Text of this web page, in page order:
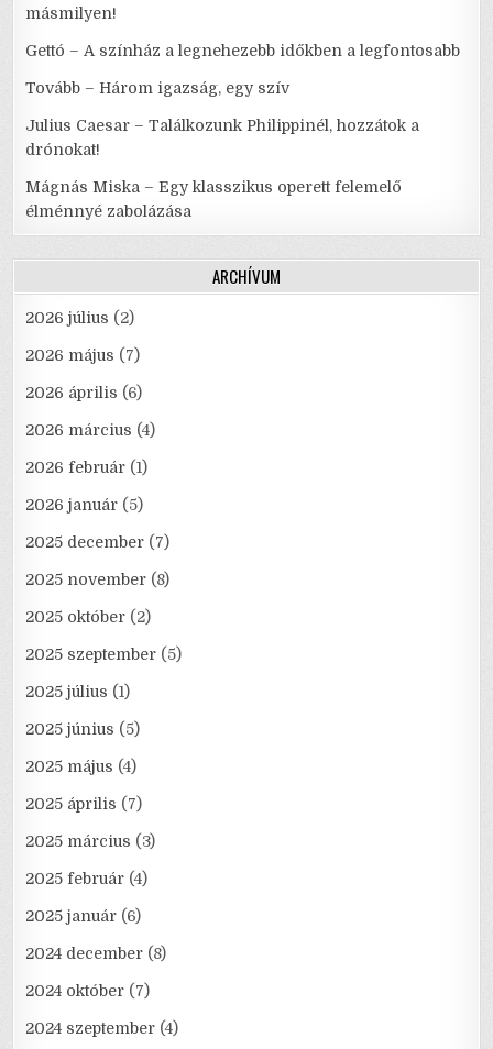
másmilyen!
Gettó – A színház a legnehezebb időkben a legfontosabb
Tovább – Három igazság, egy szív
Julius Caesar – Találkozunk Philippinél, hozzátok a
drónokat!
Mágnás Miska – Egy klasszikus operett felemelő
élménnyé zabolázása
ARCHÍVUM
2026 július (2)
2026 május (7)
2026 április (6)
2026 március (4)
2026 február (1)
2026 január (5)
2025 december (7)
2025 november (8)
2025 október (2)
2025 szeptember (5)
2025 július (1)
2025 június (5)
2025 május (4)
2025 április (7)
2025 március (3)
2025 február (4)
2025 január (6)
2024 december (8)
2024 október (7)
2024 szeptember (4)